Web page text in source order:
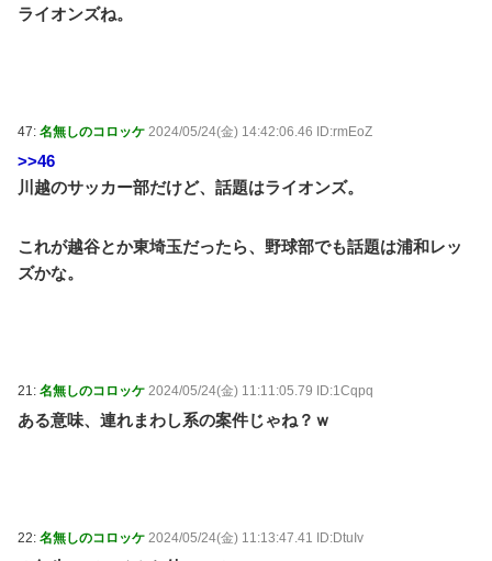
ライオンズね。
47: 名無しのコロッケ 2024/05/24(金) 14:42:06.46 ID:rmEoZ
>>46
川越のサッカー部だけど、話題はライオンズ。
これが越谷とか東埼玉だったら、野球部でも話題は浦和レッ
ズかな。
21: 名無しのコロッケ 2024/05/24(金) 11:11:05.79 ID:1Cqpq
ある意味、連れまわし系の案件じゃね？ｗ
22: 名無しのコロッケ 2024/05/24(金) 11:13:47.41 ID:DtuIv